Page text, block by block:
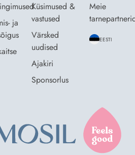
ja
Küsimused &
vastused
Värsked
uudised
Ajakiri
Sponsorlus
Meie
EESTI